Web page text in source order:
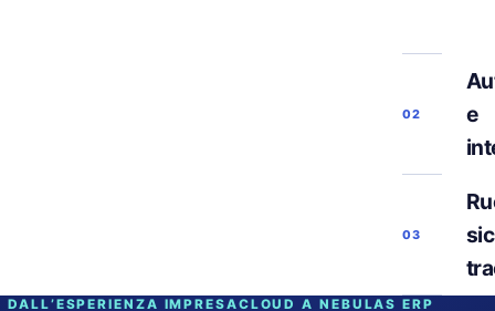
02
e
03
DALL’ESPERIENZA IMPRESACLOUD A NEBULAS ERP